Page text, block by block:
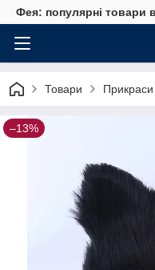
Фея: популярні товари в
Товари Прикраси
–13%